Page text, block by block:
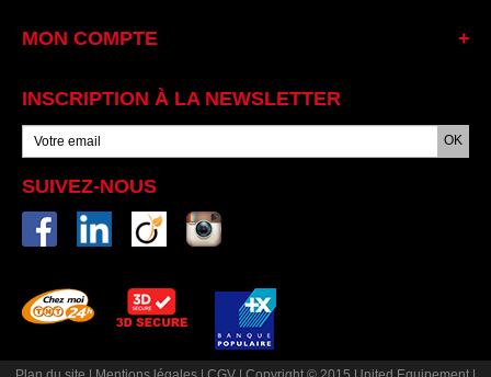
MON COMPTE
INSCRIPTION À LA NEWSLETTER
SUIVEZ-NOUS